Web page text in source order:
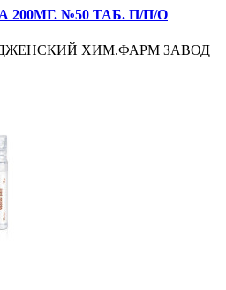
№50 ТАБ. П/П/О
ХИМ.ФАРМ ЗАВОД